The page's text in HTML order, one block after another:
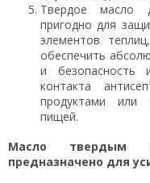
Твердое масло
пригодно для
элементов
обеспечить
и безопасность
контакта
продуктами или
пищей.
Масло твердым
предназначено для